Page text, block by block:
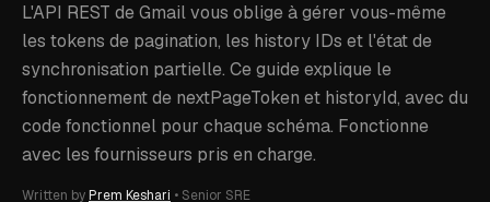
L'API REST de Gmail vous oblige à gérer vous-même
les tokens de pagination, les history IDs et l'état de
synchronisation partielle. Ce guide explique le
fonctionnement de nextPageToken et historyId, avec du
code fonctionnel pour chaque schéma. Fonctionne
avec les fournisseurs pris en charge.
Written byPrem Keshari • Senior SRE